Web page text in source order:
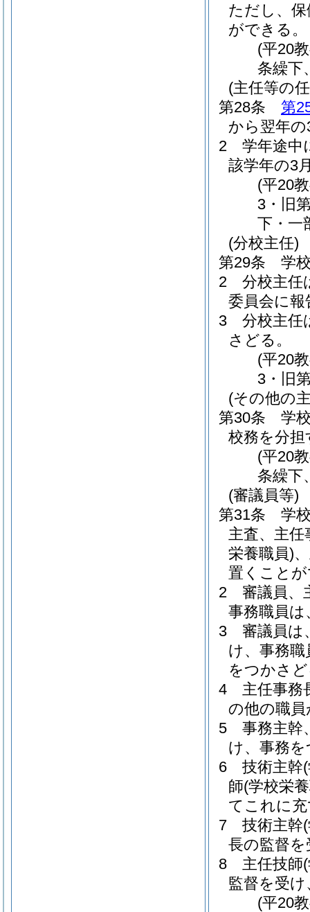
ただし、
ができる。
(平20
条繰下
(主任等の
第28条
第
から翌年
2
学年途中
該学年の3
(平20
3・旧
下・一
(分校主任)
第29条
学
2
分校主任
委員会に
3
分校主任
さどる。
(平20
3・旧
(その他の
第30条
学
校務を分
(平20
条繰下
(審議員等)
第31条
学
主査、主任
栄養職員)
置くこと
2
審議員、
事務職員
3
審議員は
け、事務
をつかさ
4
主任事務
の他の職
5
事務主幹
け、事務
6
技術主幹
師(学校栄
てこれに
7
技術主幹
長の監督
8
主任技師
監督を受
(平20